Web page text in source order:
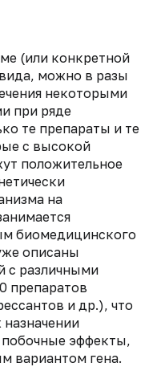
(или конкретной
можно в разы
некоторыми
при ряде
те препараты и те
с высокой
положительное
на
биомедицинского
описаны
с различными
препаратов
и др.), что
назначении
эффекты,
вариантом гена.